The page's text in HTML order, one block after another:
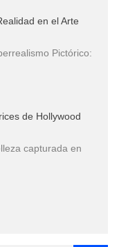
en el Arte
Pictórico:
de Hollywood
capturada en